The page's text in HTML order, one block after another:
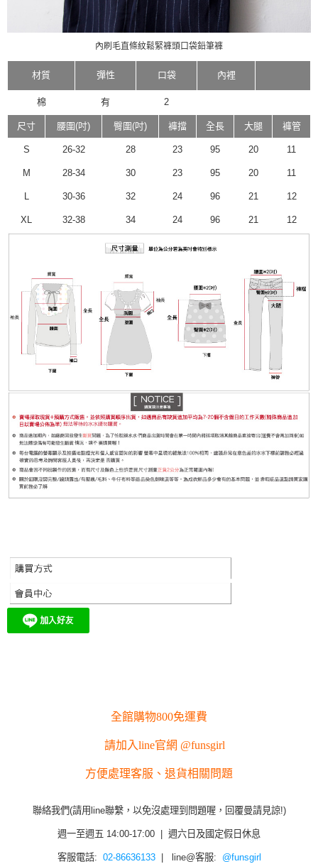
內刷毛直條紋鬆緊褲頭口袋鉛筆褲
材質 彈性 口袋 內裡
棉 有 2
尺寸 腰圍(吋) 臀圍(吋) 褲擋 全長 大腿 褲管
S 26-32 28 23 95 20 11
M 28-34 30 23 95 20 11
L 30-36 32 24 96 21 12
XL 32-38 34 24 96 21 12
全館購物800免運費
請加入line官網 @funsgirl
方便處理客服、退貨相關問題
聯絡我們(請用line聯繫，以免沒處理到問題喔，回覆曼請見諒!)
週一至週五 14:00-17:00 | 週六日及國定假日休息
客服電話: 02-86636133| line@客服: @funsgirl